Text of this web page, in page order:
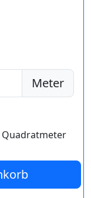
Meter
Quadratmeter